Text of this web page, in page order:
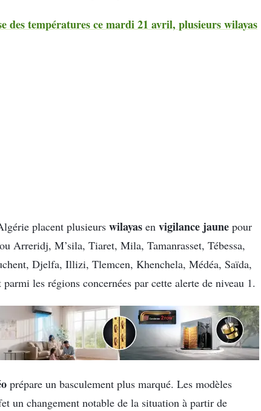
des températures ce mardi 21 avril, plusieurs wilayas
placent plusieurs wilayas en vigilance jaune pour
Arreridj, M’sila, Tiaret, Mila, Tamanrasset, Tébessa,
Djelfa, Illizi, Tlemcen, Khenchela, Médéa, Saïda,
les régions concernées par cette alerte de niveau 1.
prépare un basculement plus marqué. Les modèles
un changement notable de la situation à partir de